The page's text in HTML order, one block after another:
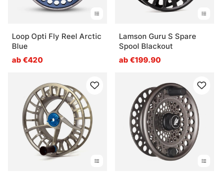
Loop Opti Fly Reel Arctic
Blue
ab €420
Lamson Guru S Spare
Spool Blackout
ab €199.90